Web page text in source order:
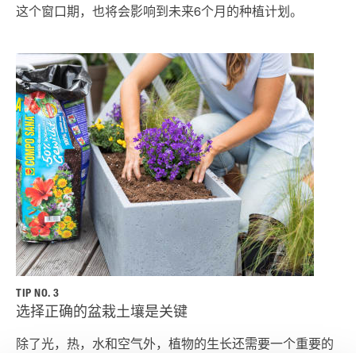
这个窗口期，也将会影响到未来6个月的种植计划。
TIP NO. 3
选择正确的盆栽土壤是关键
除了光，热，水和空气外，植物的生长还需要一个重要的